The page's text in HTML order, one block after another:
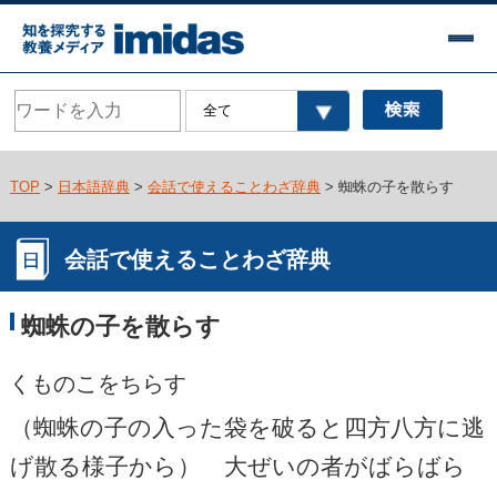
TOP > 日本語辞典> 会話で使えることわざ辞典> 蜘蛛の子を散らす
会話で使えることわざ辞典
蜘蛛の子を散らす
くものこをちらす
（蜘蛛の子の入った袋を破ると四方八方に逃
げ散る様子から） 大ぜいの者がばらばら